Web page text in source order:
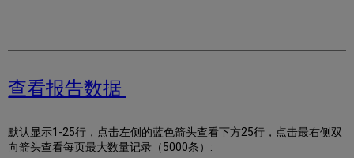
查看报告数据
默认显示1-25行，点击左侧的蓝色箭头查看下方25行，点击最右侧双
向箭头查看每页最大数量记录（5000条）: